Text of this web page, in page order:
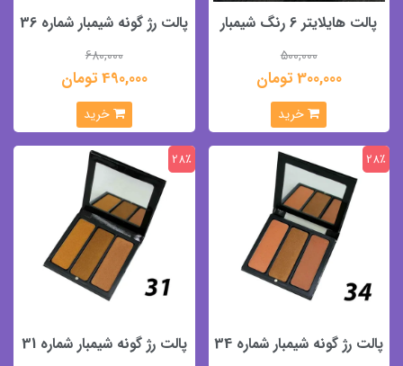
پالت هایلایتر 6 رنگ شیمبار
500,000
300,000 تومان
خرید
پالت رژ گونه شیمبار شماره 36
680,000
490,000 تومان
خرید
پالت رژ گونه شیمبار شماره 34
28٪
پالت رژ گونه شیمبار شماره 31
28٪